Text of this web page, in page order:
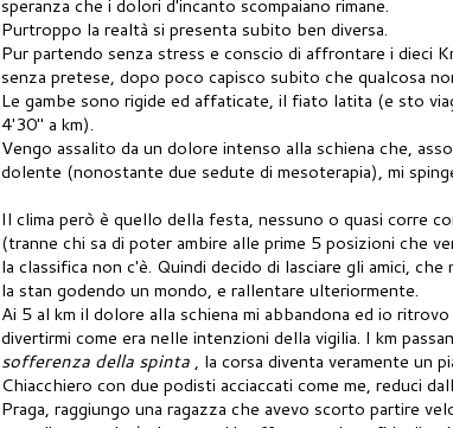
speranza che i dolori d'incanto scompaiano rimane.
Purtroppo la realtà si presenta subito ben diversa.
Pur partendo senza stress e conscio di affrontare i dieci
senza pretese, dopo poco capisco subito che qualcosa
Le gambe sono rigide ed affaticate, il fiato latita (e sto
4'30" a km).
Vengo assalito da un dolore intenso alla schiena che,
dolente (nonostante due sedute di mesoterapia), mi
Il clima però è quello della festa, nessuno o quasi corre
(tranne chi sa di poter ambire alle prime 5 posizioni che
la classifica non c'è. Quindi decido di lasciare gli amici,
la stan godendo un mondo, e rallentare ulteriormente.
Ai 5 al km il dolore alla schiena mi abbandona ed io
divertirmi come era nelle intenzioni della vigilia. I km
sofferenza della spinta , la corsa diventa veramente un
Chiacchiero con due podisti acciaccati come me, reduci
Praga, raggiungo una ragazza che avevo scorto partire